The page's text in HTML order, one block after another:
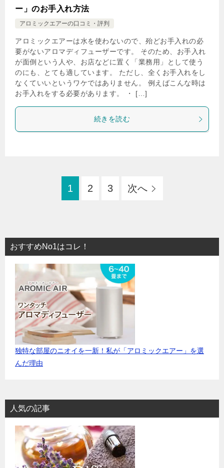
ー」のお手入れ方法
アロミックエアーの口コミ・評判
アロミックエアーは水を使わないので、殆どお手入れの必
要がないアロマディフューザーです。 そのため、お手入れ
が面倒という人や、お店などに置く「業務用」として使う
のにも、とても適しています。 ただし、全くお手入れをし
なくていいというワケではありません。 例えばこんな時は
お手入れをする必要があります。 ・ […]
続きを読む
1 2 3 次へ
おすすめNo1はコレ！
独特な部屋のニオイを一新！私が「アロミックエアー」を選
んだ理由
人気の記事